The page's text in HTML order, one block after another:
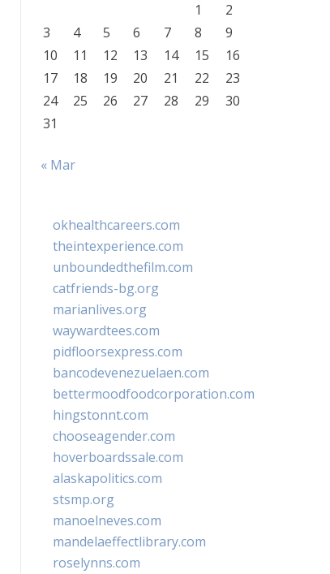
1
2
3
4 5 6 7 8
9
10
11 12 13 14 15
16
17
18 19 20 21 22
23
24
25 26 27 28 29
30
31
« Mar
okhealthcareers.com
theintexperience.com
unboundedthefilm.com
catfriends-bg.org
marianlives.org
waywardtees.com
pidfloorsexpress.com
bancodevenezuelaen.com
bettermoodfoodcorporation.com
hingstonnt.com
chooseagender.com
hoverboardssale.com
alaskapolitics.com
stsmp.org
manoelneves.com
mandelaeffectlibrary.com
roselynns.com